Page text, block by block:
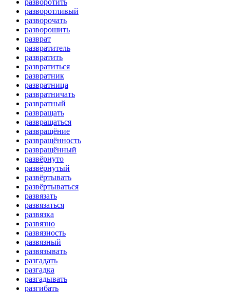
разворотливый
разворочать
разворошить
разврат
развратитель
развратить
развратиться
развратник
развратница
развратничать
развратный
развращать
развращаться
развращёние
развращённость
развращённый
развёрнуто
развёрнутый
развёртывать
развёртываться
развязать
развязаться
развязка
развязно
развязность
развязный
развязывать
разгадать
разгадка
разгадывать
разгибать